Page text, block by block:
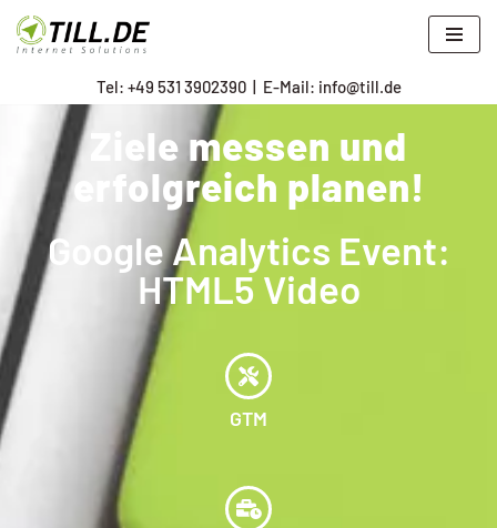
Zum
springen
Tel: +49 531 3902390| E-Mail: info@till.de
Ziele messen und
erfolgreich planen!
Google Analytics Event:
HTML5 Video
GTM